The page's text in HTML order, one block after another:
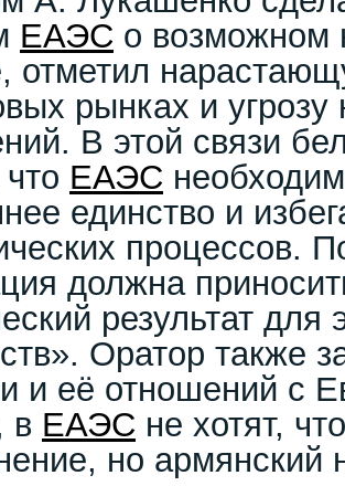
ЕАЭС о возможном
отметил
рынках и угрозу
В этой связи
ЕАЭС
единство и
процессов.
должна
результат
Оратор также
и её отношений с
в ЕАЭС не хотят,
но армянский